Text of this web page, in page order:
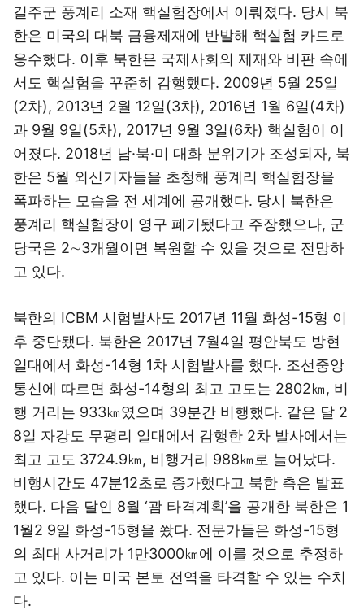
길주군 풍계리 소재 핵실험장에서 이뤄졌다. 당시 북
한은 미국의 대북 금융제재에 반발해 핵실험 카드로
응수했다. 이후 북한은 국제사회의 제재와 비판 속에
서도 핵실험을 꾸준히 감행했다. 2009년 5월 25일
(2차), 2013년 2월 12일(3차), 2016년 1월 6일(4차)
과 9월 9일(5차), 2017년 9월 3일(6차) 핵실험이 이
어졌다. 2018년 남·북·미 대화 분위기가 조성되자, 북
한은 5월 외신기자들을 초청해 풍계리 핵실험장을
폭파하는 모습을 전 세계에 공개했다. 당시 북한은
풍계리 핵실험장이 영구 폐기됐다고 주장했으나, 군
당국은 2∼3개월이면 복원할 수 있을 것으로 전망하
고 있다.
북한의 ICBM 시험발사도 2017년 11월 화성-15형 이
후 중단됐다. 북한은 2017년 7월4일 평안북도 방현
일대에서 화성-14형 1차 시험발사를 했다. 조선중앙
통신에 따르면 화성-14형의 최고 고도는 2802㎞, 비
행 거리는 933㎞였으며 39분간 비행했다. 같은 달 2
8일 자강도 무평리 일대에서 감행한 2차 발사에서는
최고 고도 3724.9㎞, 비행거리 988㎞로 늘어났다.
비행시간도 47분12초로 증가했다고 북한 측은 발표
했다. 다음 달인 8월 ‘괌 타격계획’을 공개한 북한은 1
1월2 9일 화성-15형을 쐈다. 전문가들은 화성-15형
의 최대 사거리가 1만3000㎞에 이를 것으로 추정하
고 있다. 이는 미국 본토 전역을 타격할 수 있는 수치
다.